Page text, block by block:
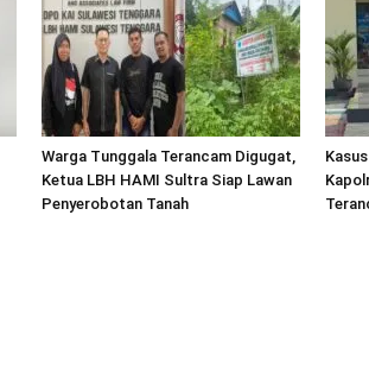
Warga Tunggala Terancam Digugat,
Ketua LBH HAMI Sultra Siap Lawan
Penyerobotan Tanah